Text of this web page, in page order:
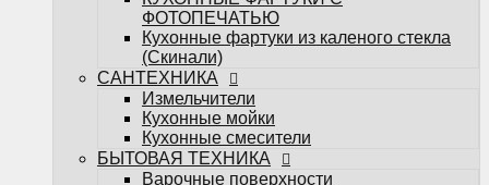
Холодильники и морозильные камеры
Шкафы винные
Микроволновые печи
Телевизоры
СИСТЕМЫ ВЁДЕР
РЕЙЛИНГОВЫЕ СИСТЕМЫ
МЕБЕЛЬНЫЕ РУЧКИ
ПРОФИЛЬ - РУЧКИ
РУЧКИ - СКОБЫ
ФОТОПЕЧАТЬЮ
Кухонные фартуки из каленого стекла
(Скинали)
САНТЕХНИКА
Измельчители
Кухонные мойки
Кухонные смесители
БЫТОВАЯ ТЕХНИКА
Варочные поверхности